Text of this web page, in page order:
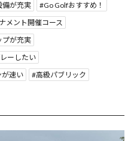
備が充実
Go Golfおすすめ！
メント開催コース
プが充実
ーしたい
が速い
高級パブリック